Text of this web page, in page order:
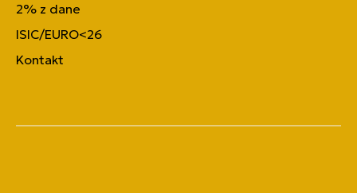
2% z dane
ISIC/EURO<26
Kontakt